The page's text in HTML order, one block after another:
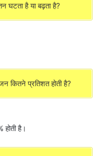
घटता है या बढ़ता है?
कितने प्रतिशत होती है?
है।